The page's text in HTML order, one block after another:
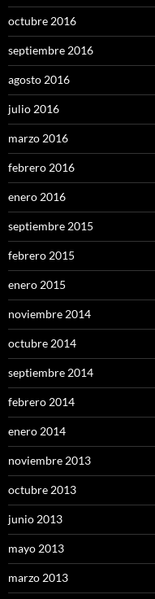
octubre 2016
septiembre 2016
agosto 2016
julio 2016
marzo 2016
febrero 2016
enero 2016
septiembre 2015
febrero 2015
enero 2015
noviembre 2014
octubre 2014
septiembre 2014
febrero 2014
enero 2014
noviembre 2013
octubre 2013
junio 2013
mayo 2013
marzo 2013